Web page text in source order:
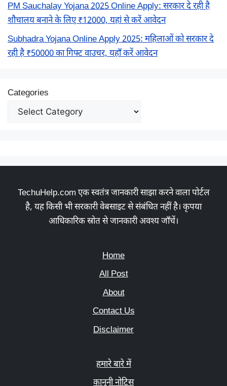
PM Sauchalay Yojana 2025 Online Apply: सरकार दे रही है
शौचालय बनाने के लिए ₹12000, यहां से करें आवेदन
Subhadra Yojana Online Apply 2025: महिलाओं को सरकार दे
रही है ₹50000 का गिफ्ट वाउचर, यहाँ करें आवेदन
Categories
TechuHelp.com एक स्वतंत्र जानकारी साझा करने वाला पोर्टल
है, यह किसी भी सरकारी वेबसाइट से संबंधित नहीं है। कृपया
आधिकारिक स्रोत से जानकारी अवश्य जाँचें।
Home
All Post
About
Contact Us
Disclaimer
हमारे बारे में
कानूनी नोटिस